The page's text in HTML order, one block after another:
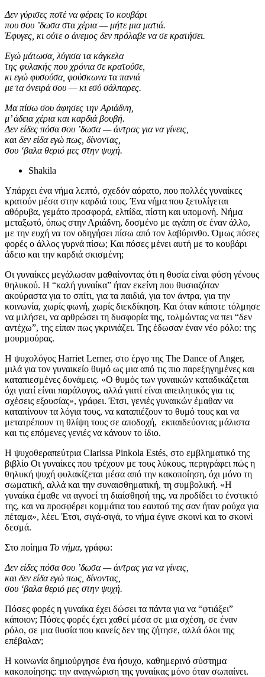
Δεν γύρισες ποτέ να φέρεις το κουβάρι
που σου ’δωσα στα χέρια — μήτε μια ματιά.
Έφυγες, κι ούτε ο άνεμος δεν πρόλαβε να σε κρατήσει.
Εγώ μάτωσα, λύγισα τα κάγκελα
της φυλακής που χρόνια σε κρατούσε,
κι εγώ φυσούσα, φούσκωνα τα πανιά
με τα όνειρά σου — κι εσύ σάλπαρες.
Μα πίσω σου άφησες την Αριάδνη,
μ’ άδεια χέρια και καρδιά βουβή.
Δεν είδες πόσα σου ’δωσα — άντρας για να γίνεις,
και δεν είδα εγώ πως, δίνοντας,
σου ‘βαλα θεριό μες στην ψυχή.
Shakila
Υπάρχει ένα νήμα λεπτό, σχεδόν αόρατο, που πολλές γυναίκες
κρατούν μέσα στην καρδιά τους. Ένα νήμα που ξετυλίγεται
αθόρυβα, γεμάτο προσφορά, ελπίδα, πίστη και υπομονή. Νήμα
μεταξωτό, όπως στην Αριάδνη, δοσμένο με αγάπη σε έναν άλλο,
με την ευχή να τον οδηγήσει πίσω από τον λαβύρινθο. Όμως πόσες
φορές ο άλλος γυρνά πίσω; Και πόσες μένει αυτή με το κουβάρι
άδειο και την καρδιά σκισμένη;
Οι γυναίκες μεγάλωσαν μαθαίνοντας ότι η θυσία είναι φύση γένους
θηλυκού. Η “καλή γυναίκα” ήταν εκείνη που θυσιαζόταν
ακούραστα για το σπίτι, για τα παιδιά, για τον άντρα, για την
κοινωνία, χωρίς φωνή, χωρίς διεκδίκηση. Και όταν κάποτε τόλμησε
να μιλήσει, να αρθρώσει τη δυσφορία της, τολμώντας να πει “δεν
αντέχω”, της είπαν πως γκρινιάζει. Της έδωσαν έναν νέο ρόλο: της
μουρμούρας.
Η ψυχολόγος Harriet Lerner, στο έργο της The Dance of Anger,
μιλά για τον γυναικείο θυμό ως μια από τις πιο παρεξηγημένες και
καταπιεσμένες δυνάμεις. «Ο θυμός των γυναικών καταδικάζεται
όχι γιατί είναι παράλογος, αλλά γιατί είναι απειλητικός για τις
σχέσεις εξουσίας», γράφει. Έτσι, γενιές γυναικών έμαθαν να
καταπίνουν τα λόγια τους, να καταπιέζουν το θυμό τους και να
μετατρέπουν τη θλίψη τους σε αποδοχή, εκπαιδεύοντας μάλιστα
και τις επόμενες γενιές να κάνουν το ίδιο.
Η ψυχοθεραπεύτρια Clarissa Pinkola Estés, στο εμβληματικό της
βιβλίο Οι γυναίκες που τρέχουν με τους λύκους, περιγράφει πώς η
θηλυκή ψυχή φυλακίζεται μέσα από την κακοποίηση, όχι μόνο τη
σωματική, αλλά και την συναισθηματική, τη συμβολική. «Η
γυναίκα έμαθε να αγνοεί τη διαίσθησή της, να προδίδει το ένστικτό
της, και να προσφέρει κομμάτια του εαυτού της σαν ήταν ρούχα για
πέταμα», λέει. Έτσι, σιγά-σιγά, το νήμα έγινε σκοινί και το σκοινί
δεσμά.
Στο ποίημα Το νήμα, γράφω:
Δεν είδες πόσα σου ’δωσα — άντρας για να γίνεις,
και δεν είδα εγώ πως, δίνοντας,
σου ‘βαλα θεριό μες στην ψυχή.
Πόσες φορές η γυναίκα έχει δώσει τα πάντα για να “φτιάξει”
κάποιον; Πόσες φορές έχει χαθεί μέσα σε μια σχέση, σε έναν
ρόλο, σε μια θυσία που κανείς δεν της ζήτησε, αλλά όλοι της
επέβαλαν;
Η κοινωνία δημιούργησε ένα ήσυχο, καθημερινό σύστημα
κακοποίησης: την αναγνώριση της γυναίκας μόνο όταν σωπαίνει.